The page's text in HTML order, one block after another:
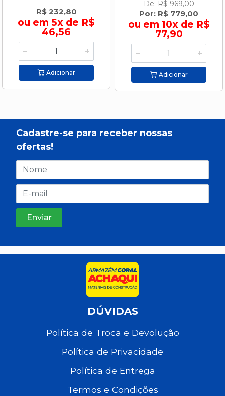
R$ 232,80
ou em 5x de R$
46,56
Adicionar
De: R$ 969,00
Por: R$ 779,00
ou em 10x de R$
77,90
Adicionar
Cadastre-se para receber nossas
ofertas!
DÚVIDAS
Política de Troca e Devolução
Política de Privacidade
Política de Entrega
Termos e Condições